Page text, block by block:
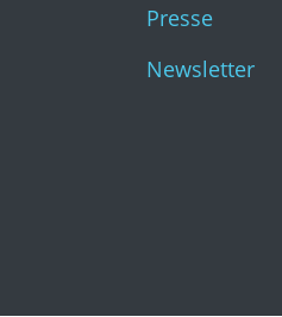
KatharinenruinePresse
Newsletter